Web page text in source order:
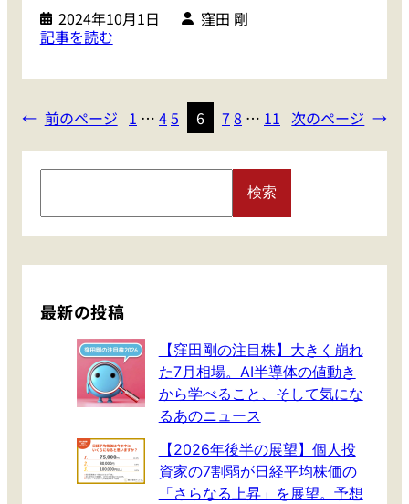
が
最
多
の
は
2
代
｢
れ
で
騙
さ
れ
た
｣
の
実
2024年10月1日
窪田 剛
記事を読む:
窪
剛
の
注
株
】
な
半
導
体
と
、
強
い
← 前のページ 1 … 45 6 7 8 … 11 次のページ →
a
c
検索
最新の投稿
【窪田剛の注目株】大きく崩れ
た7月相場。AI半導体の値動き
から学べること、そして気にな
るあのニュース
【2026年後半の展望】個人投
資家の7割弱が日経平均株価の
「さらなる上昇」を展望。予想